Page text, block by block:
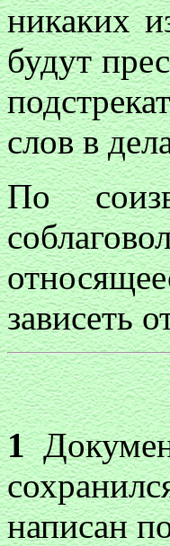
никаких
будут
слов в
По
зависеть
1
написан